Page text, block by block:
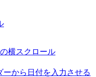
横スクロール
ーから日付を入力させる